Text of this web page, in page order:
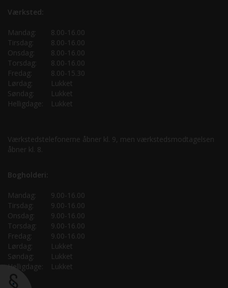
Værksted:
Mandag:
8.00-16.00
Tirsdag:
8.00-16.00
Onsdag:
8.00-16.00
Torsdag:
8.00-16.00
Fredag:
8.00-15.30
Lørdag:
Lukket
Søndag:
Lukket
Helligdage:
Lukket
Værkstedstelefonerne åbner kl. 9, men værkstedsmodtagelsen
åbner kl. 8.
Bogholderi:
Mandag:
9.00-16.00
Tirsdag:
9.00-16.00
Onsdag:
9.00-16.00
Torsdag:
9.00-16.00
Fredag:
9.00-16.00
Lørdag:
Lukket
Søndag:
Lukket
Helligdage:
Lukket